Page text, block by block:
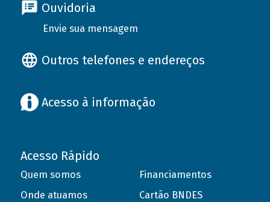
Ouvidoria
Envie sua mensagem
Outros telefones e endereços
Acesso à informação
Acesso Rápido
Quem somos
Onde atuamos
Financiamentos
Cartão BNDES